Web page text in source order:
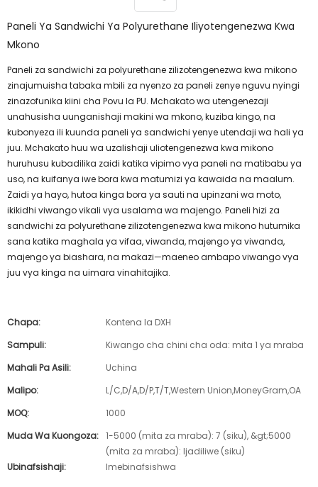
Paneli Ya Sandwichi Ya Polyurethane Iliyotengenezwa Kwa
Mkono
Paneli za sandwichi za polyurethane zilizotengenezwa kwa mikono
zinajumuisha tabaka mbili za nyenzo za paneli zenye nguvu nyingi
zinazofunika kiini cha Povu la PU. Mchakato wa utengenezaji
unahusisha uunganishaji makini wa mkono, kuziba kingo, na
kubonyeza ili kuunda paneli ya sandwichi yenye utendaji wa hali ya
juu. Mchakato huu wa uzalishaji uliotengenezwa kwa mikono
huruhusu kubadilika zaidi katika vipimo vya paneli na matibabu ya
uso, na kuifanya iwe bora kwa matumizi ya kawaida na maalum.
Zaidi ya hayo, hutoa kinga bora ya sauti na upinzani wa moto,
ikikidhi viwango vikali vya usalama wa majengo. Paneli hizi za
sandwichi za polyurethane zilizotengenezwa kwa mikono hutumika
sana katika maghala ya vifaa, viwanda, majengo ya viwanda,
majengo ya biashara, na makazi—maeneo ambapo viwango vya
juu vya kinga na uimara vinahitajika.
Chapa:
Kontena la DXH
Sampuli:
Kiwango cha chini cha oda: mita 1 ya mraba
Mahali Pa Asili:
Uchina
Malipo:
L/C,D/A,D/P,T/T,Western Union,MoneyGram,OA
MOQ:
1000
Muda Wa Kuongoza: 1-5000 (mita za mraba): 7 (siku), &gt;5000
(mita za mraba): Ijadiliwe (siku)
Ubinafsishaji:
Imebinafsishwa